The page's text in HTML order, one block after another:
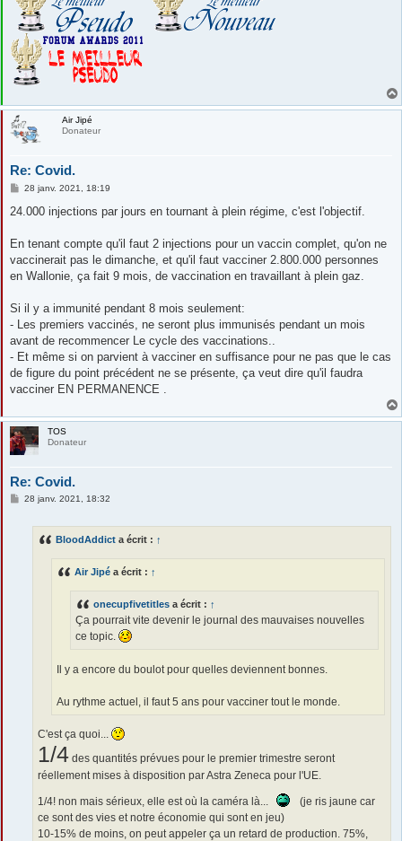
Air Jipé
Donateur
Re: Covid.
M
s
g
28 janv. 2021, 18:19
24.000 injections par jours en tournant à plein régime, c'est l'objectif.
En tenant compte qu'il faut 2 injections pour un vaccin complet, qu'on ne
vaccinerait pas le dimanche, et qu'il faut vacciner 2.800.000 personnes
en Wallonie, ça fait 9 mois, de vaccination en travaillant à plein gaz.
Si il y a immunité pendant 8 mois seulement:
- Les premiers vaccinés, ne seront plus immunisés pendant un mois
avant de recommencer Le cycle des vaccinations..
- Et même si on parvient à vacciner en suffisance pour ne pas que le cas
de figure du point précédent ne se présente, ça veut dire qu'il faudra
vacciner EN PERMANENCE .
TOS
Donateur
Re: Covid.
M28 janv. 2021, 18:32
BloodAddict a écrit : ↑
Air Jipé a écrit : ↑
onecupfivetitles a écrit : ↑
Ça pourrait vite devenir le journal des mauvaises nouvelles
ce topic.
Il y a encore du boulot pour quelles deviennent bonnes.
Au rythme actuel, il faut 5 ans pour vacciner tout le monde.
C'est ça quoi...
1/4 des quantités prévues pour le premier trimestre seront
réellement mises à disposition par Astra Zeneca pour l'UE.
1/4! non mais sérieux, elle est où la caméra là...
(je ris jaune car
ce sont des vies et notre économie qui sont en jeu)
10-15% de moins, on peut appeler ça un retard de production. 75%,